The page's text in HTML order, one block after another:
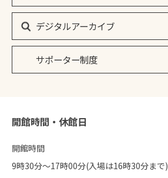
デジタルアーカイブ
サポーター制度
開館時間・休館日
開館時間
9時30分〜17時00分(入場は16時30分まで)